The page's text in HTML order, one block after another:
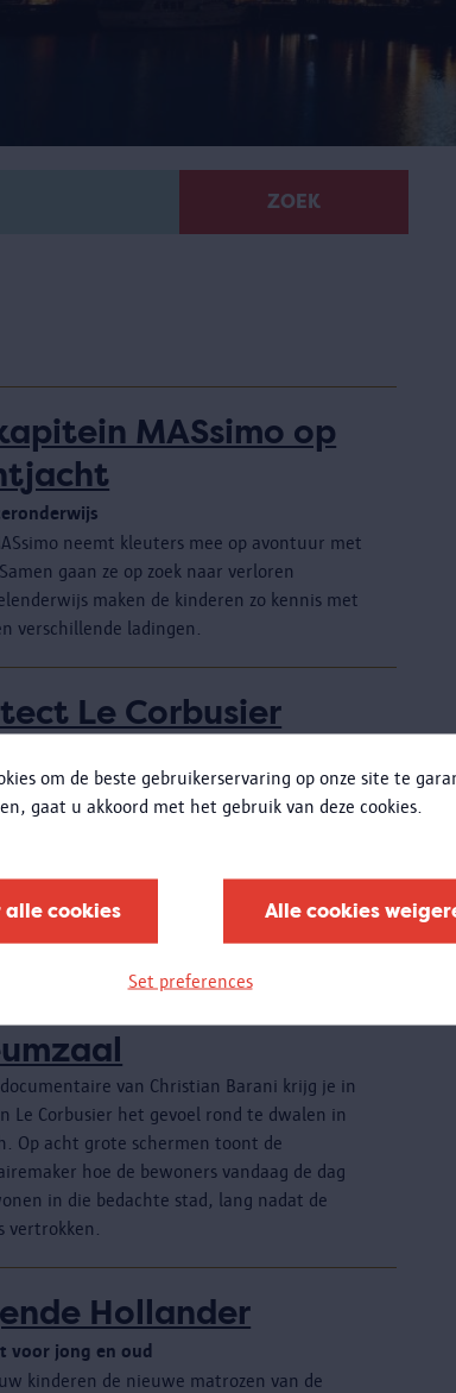
om de beste gebruikerservaring op onze site te
gaat u akkoord met het gebruik van deze cookies.
cookies Alle cookies
Set preferences
ZOEK
MASsimo op
neemt kleuters mee op avontuur met
gaan ze op zoek naar verloren
maken de kinderen zo kennis met
verschillende ladingen.
Le Corbusier
was naast architect, meubelontwerper,
beeldhouwer ook een invloedrijk theoreticus.
invloed zo groot was voor zijn tijd, wordt hij
documentaire van Christian Barani krijg je in
Le Corbusier het gevoel rond te dwalen in
Op acht grote schermen toont de
hoe de bewoners vandaag de dag
in die bedachte stad, lang nadat de
vertrokken.
Hollander
voor jong en oud
kinderen de nieuwe matrozen van de